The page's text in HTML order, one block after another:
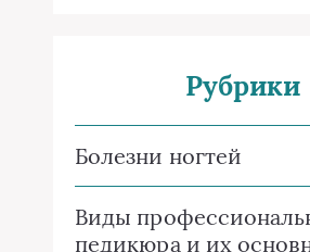
Рубрики
Болезни ногтей
Виды
педикюра и их